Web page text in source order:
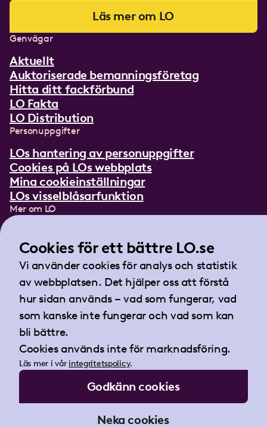
Läs mer om LO
Genvägar
Aktuellt
Auktoriserade bemanningsföretag
Hitta ditt fackförbund
LO Fakta
LO Distribution
Personuppgifter
LOs hantering av personuppgifter
Cookies på LOs webbplats
Mina cookieinställningar
LOs visselblåsarfunktion
Mer om LO
Lättläst om LO
Teckenspråksfilm
Tidningen Arbetet
Landsorganisationen i Sverige
Barnhusgatan 18
105 53 Stockholm
Tel:08-796 25 00
Fax:08-796 25 17
E-post:info@lo.se
Org.nr 802001-9769
Cookies för ett bättre LO.se
Vi använder cookies för analys och statistik
av webbplatsen. Det hjälper oss att förstå
hur sidan används – vad som fungerar, vad
som kanske inte fungerar och vad som kan
bli bättre.
Cookies används inte för marknadsföring.
Läs mer i vår integritetspolicy.
Godkänn cookies
Neka cookies